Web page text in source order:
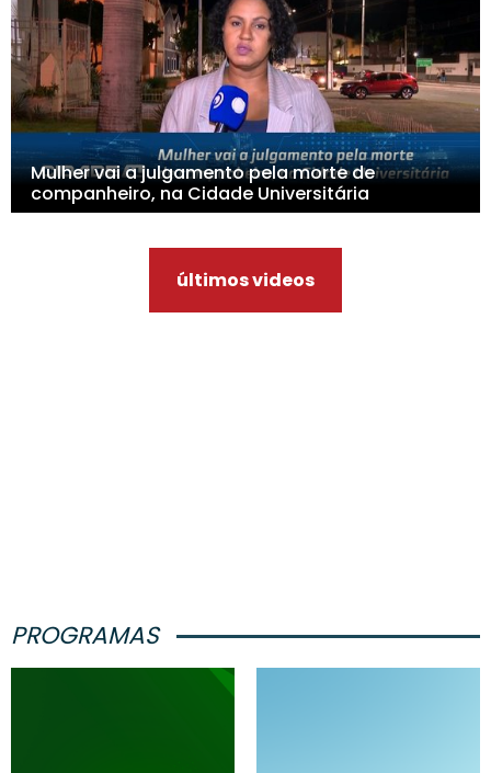
Mulher vai a julgamento pela morte de
companheiro, na Cidade Universitária
últimos videos
PROGRAMAS